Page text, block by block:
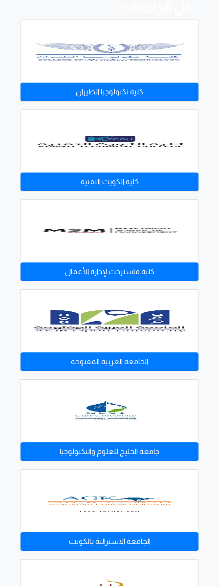
كلية تكنولوجيا الطيران
كلية الكويت التقنية
كلية ماسترخت لإدارة الأعمال
الجامعة العربية المفتوحة
جامعة الخليج للعلوم والتكنولوجيا
الجامعة الاسترالية بالكويت